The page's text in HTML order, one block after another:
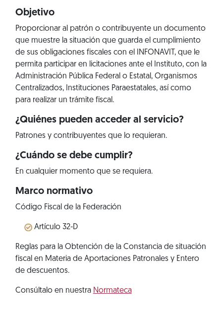
Objetivo
Proporcionar al patrón o contribuyente un documento
que muestre la situación que guarda el cumplimiento
de sus obligaciones fiscales con el INFONAVIT, que le
permita participar en licitaciones ante el Instituto, con la
Administración Pública Federal o Estatal, Organismos
Centralizados, Instituciones Paraestatales, así como
para realizar un trámite fiscal.
¿Quiénes pueden acceder al servicio?
Patrones y contribuyentes que lo requieran.
¿Cuándo se debe cumplir?
En cualquier momento que se requiera.
Marco normativo
Código Fiscal de la Federación
Artículo 32-D
Reglas para la Obtención de la Constancia de situación
fiscal en Materia de Aportaciones Patronales y Entero
de descuentos.
Consúltalo en nuestra Normateca